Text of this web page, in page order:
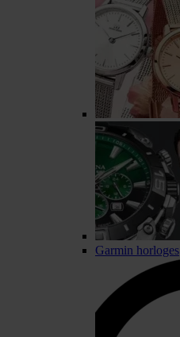
Garmin horloges